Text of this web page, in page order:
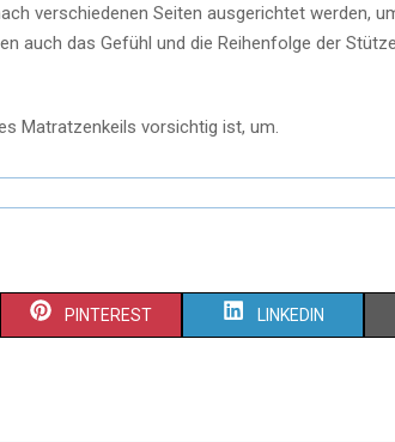
verschiedenen Seiten ausgerichtet werden,
auch das Gefühl und die Reihenfolge der
Matratzenkeils vorsichtig ist, um.
PINTEREST LINKEDIN